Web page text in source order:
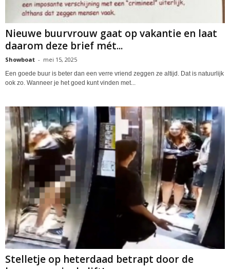
Nieuwe buurvrouw gaat op vakantie en laat
daarom deze brief mét...
Showboat - mei 15, 2025
Een goede buur is beter dan een verre vriend zeggen ze altijd. Dat is natuurlijk
ook zo. Wanneer je het goed kunt vinden met...
Stelletje op heterdaad betrapt door de